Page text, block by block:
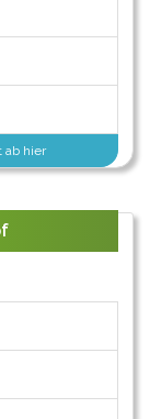
ab hier